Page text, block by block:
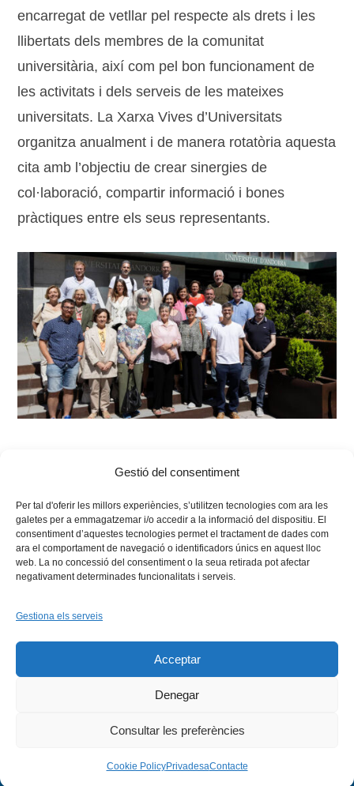
Gestió del consentiment
Per tal d'oferir les millors experiències, s’utilitzen tecnologies com ara les
galetes per a emmagatzemar i/o accedir a la informació del dispositiu. El
consentiment d’aquestes tecnologies permet el tractament de dades com
ara el comportament de navegació o identificadors únics en aquest lloc
web. La no concessió del consentiment o la seua retirada pot afectar
negativament determinades funcionalitats i serveis.
Gestiona els serveis
Acceptar
Denegar
Consultar les preferències
Cookie PolicyPrivadesaContacte
encarregat de vetllar pel respecte als drets i les
llibertats dels membres de la comunitat
universitària, així com pel bon funcionament de
les activitats i dels serveis de les mateixes
universitats. La Xarxa Vives d’Universitats
organitza anualment i de manera rotatòria aquesta
cita amb l’objectiu de crear sinergies de
col·laboració, compartir informació i bones
pràctiques entre els seus representants.
Fòrum Vives,regió Vives,universitat
Instagram
Flickr
INICI QUI SOM
PROGRAMES
DESENVOLUPAMENT SOSTENIBLE
AVÍS LEGAL
Copyright © 2026 - Xarxa Vives d'Universitats